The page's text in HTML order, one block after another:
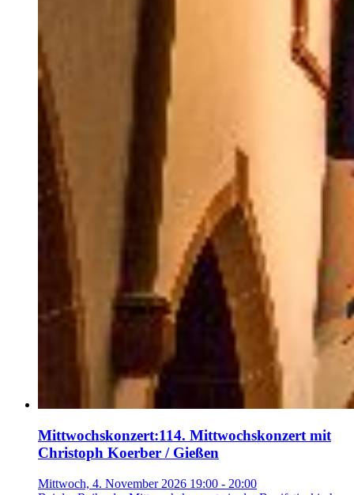
Mittwochskonzert:114. Mittwochskonzert mit
Christoph Koerber / Gießen
Mittwoch, 4. November 2026 19:00 - 20:00